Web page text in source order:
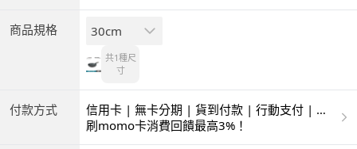
商品規格 30cm
共1種尺
寸
付款方式
信用卡 | 無卡分期 | 貨到付款 | 行動支付 | 超
商付款 | ATM | 銀聯卡
刷momo卡消費回饋最高3%！